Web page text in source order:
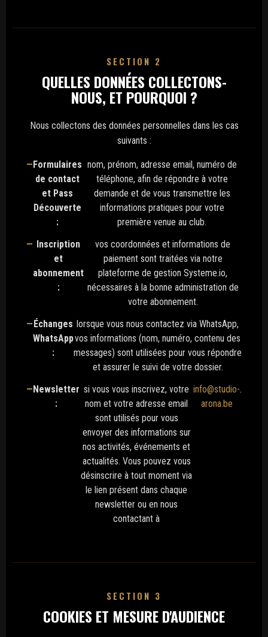
SECTION 2
QUELLES DONNÉES COLLECTONS-
NOUS, ET POURQUOI ?
Nous collectons des données personnelles dans les cas
suivants :
Formulaires
de contact
et Pass
Découverte
:
nom, prénom, adresse email, numéro de
téléphone, afin de répondre à votre
demande et de vous transmettre les
informations pratiques pour votre
première venue au club.
Inscription
et
abonnement
:
vos coordonnées et informations de
paiement sont traitées via notre
plateforme de gestion Systeme.io,
nécessaires à la bonne administration de
votre abonnement.
Échanges
WhatsApp
:
lorsque vous nous contactez via WhatsApp,
vos informations (nom, numéro, contenu des
messages) sont utilisées pour vous répondre
et assurer le suivi de votre dossier.
Newsletter
:
si vous vous inscrivez, votre
nom et votre adresse email
sont utilisés pour vous
envoyer des informations sur
nos activités, événements et
actualités. Vous pouvez vous
désinscrire à tout moment via
le lien présent dans chaque
newsletter ou en nous
contactant à
info@studio-
arona.be
.
SECTION 3
COOKIES ET MESURE D'AUDIENCE